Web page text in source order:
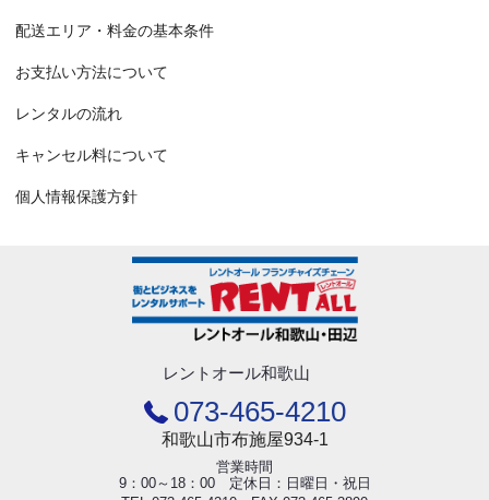
配送エリア・料金の基本条件
お支払い方法について
レンタルの流れ
キャンセル料について
個人情報保護方針
レントオール和歌山
073-465-4210
和歌山市布施屋934-1
営業時間
9：00～18：00 定休日：日曜日・祝日